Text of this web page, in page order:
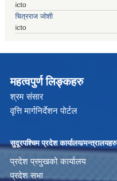
icto
चित्रराज जोशी
icto
महत्वपुर्ण लिङ्कहरु
श्रम संसार
वृत्ति मार्गनिर्देशन पोर्टल
सुदूरपश्चिम प्रदेश कार्यालय/मन्त्रालयहरु
प्रदेश प्रमुखको कार्यालय
प्रदेश सभा